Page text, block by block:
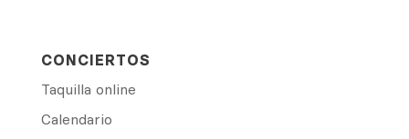
CONCIERTOS
Taquilla online
Calendario